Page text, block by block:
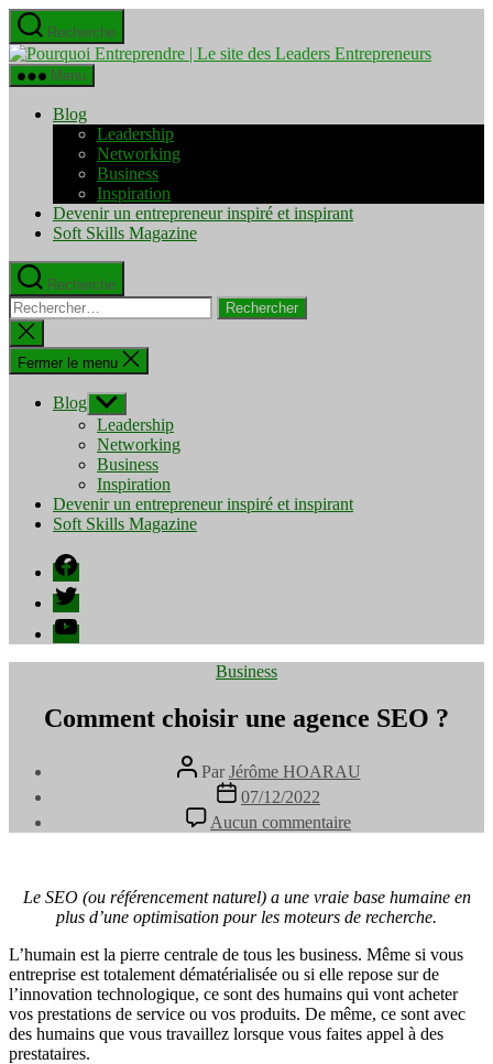
Aller
au
contenu
Recherche
Pourquoi
Menu
Blog
Leadership
Networking
Business
Inspiration
Devenir un entrepreneur inspiré et inspirant
Soft Skills Magazine
Recherche
Rechercher :
Fermer
la
recherche
Fermer le menu
Blog Afficher
le
sous-
menu
Leadership
Networking
Business
Inspiration
Devenir un entrepreneur inspiré et inspirant
Soft Skills Magazine
Facebook
Twitter
YouTube
Catégories
Business
Comment choisir une agence SEO ?
Auteur
de
l’article
Par Jérôme HOARAU
Date
l’article
07/12/2022
Aucun commentaire
Comment
agence
SEO
Le SEO (ou référencement naturel) a une vraie base humaine en
plus d’une optimisation pour les moteurs de recherche.
L’humain est la pierre centrale de tous les business. Même si vous
entreprise est totalement dématérialisée ou si elle repose sur de
l’innovation technologique, ce sont des humains qui vont acheter
vos prestations de service ou vos produits. De même, ce sont avec
des humains que vous travaillez lorsque vous faites appel à des
prestataires.